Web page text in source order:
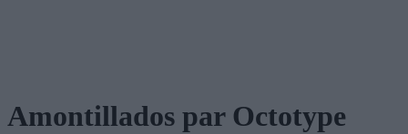
Amontillados par Octotype